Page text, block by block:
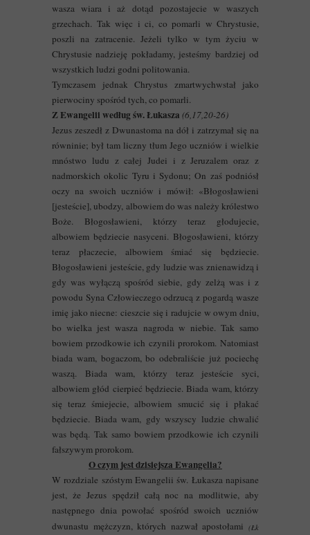
wasza wiara i aż dotąd pozostajecie w waszych
grzechach. Tak więc i ci, co pomarli w Chrystusie,
poszli na zatracenie. Jeżeli tylko w tym życiu w
Chrystusie nadzieję pokładamy, jesteśmy bardziej od
wszystkich ludzi godni politowania.
Tymczasem jednak Chrystus zmartwychwstał jako
pierwociny spośród tych, co pomarli.
Z Ewangelii według św. Łukasza (6,17,20-26)
Jezus zeszedł z Dwunastoma na dół i zatrzymał się na
równinie; był tam liczny tłum Jego uczniów i wielkie
mnóstwo ludu z całej Judei i z Jeruzalem oraz z
nadmorskich okolic Tyru i Sydonu; On zaś podniósł
oczy na swoich uczniów i mówił: «Błogosławieni
[jesteście], ubodzy, albowiem do was należy królestwo
Boże. Błogosławieni, którzy teraz głodujecie,
albowiem będziecie nasyceni. Błogosławieni, którzy
teraz płaczecie, albowiem śmiać się będziecie.
Błogosławieni jesteście, gdy ludzie was znienawidzą i
gdy was wyłączą spośród siebie, gdy zelżą was i z
powodu Syna Człowieczego odrzucą z pogardą wasze
imię jako niecne: cieszcie się i radujcie w owym dniu,
bo wielka jest wasza nagroda w niebie. Tak samo
bowiem przodkowie ich czynili prorokom. Natomiast
biada wam, bogaczom, bo odebraliście już pociechę
waszą. Biada wam, którzy teraz jesteście syci,
albowiem głód cierpieć będziecie. Biada wam, którzy
się teraz śmiejecie, albowiem smucić się i płakać
będziecie. Biada wam, gdy wszyscy ludzie chwalić
was będą. Tak samo bowiem przodkowie ich czynili
fałszywym prorokom.
O czym jest dzisiejsza Ewangelia?
W rozdziale szóstym Ewangelii św. Łukasza napisane
jest, że Jezus spędził całą noc na modlitwie, aby
następnego dnia powołać spośród swoich uczniów
dwunastu mężczyzn, których nazwał apostołami (Łk